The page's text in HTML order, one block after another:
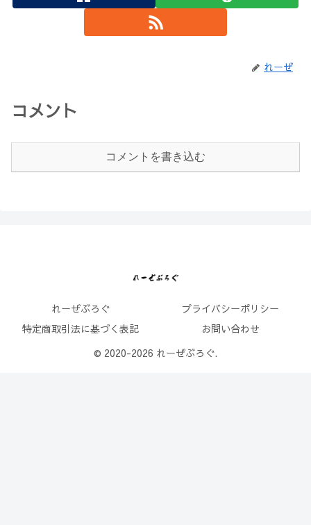
れーぜ
コメント
コメントを書き込む
れーぜぶろぐ
プライバシーポリシー
特定商取引法に基づく表記
お問い合わせ
© 2020-2026 れーぜぶろぐ.